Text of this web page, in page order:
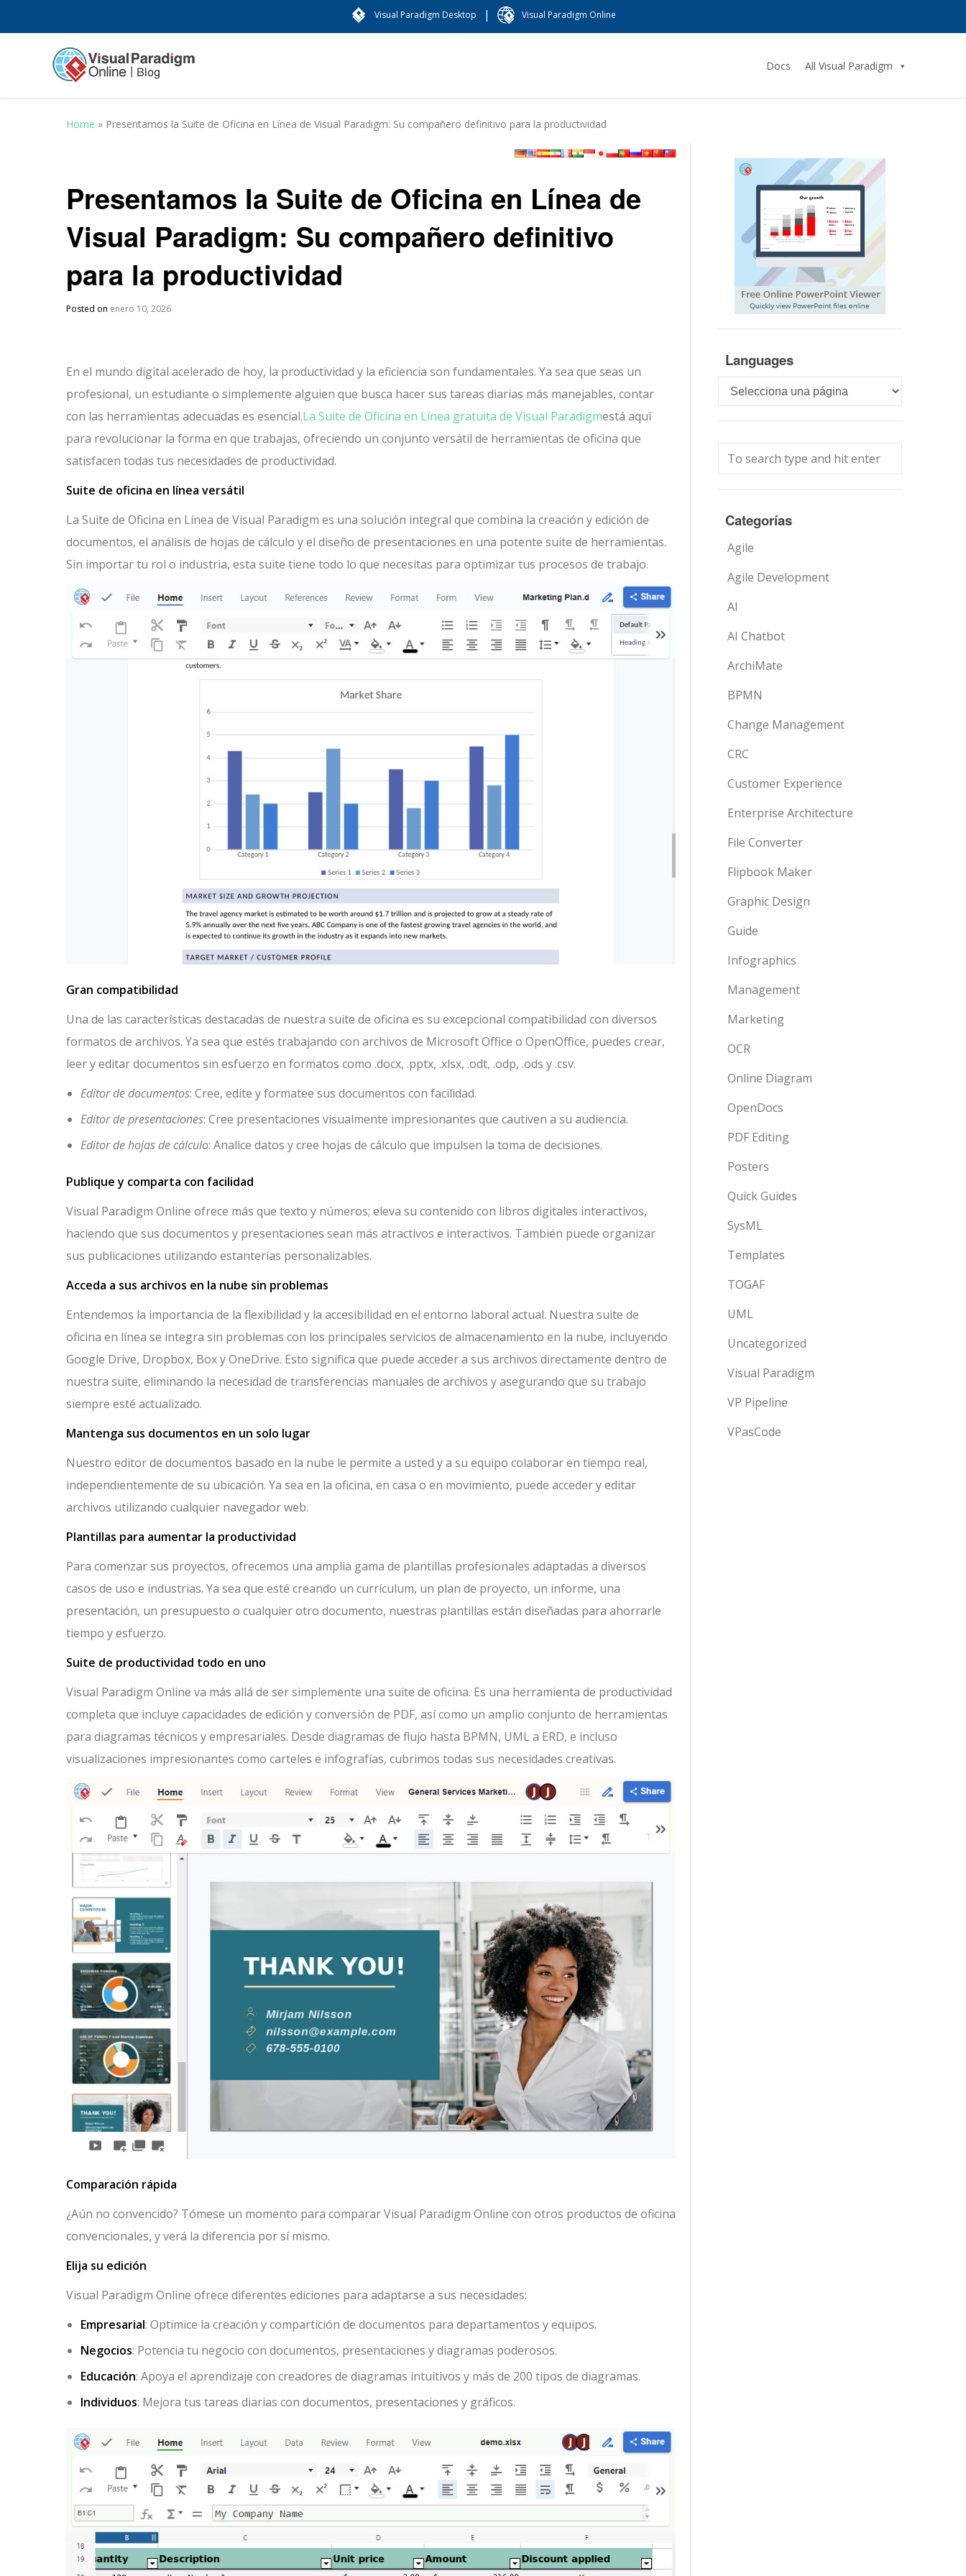
Visual Paradigm Desktop | Visual Paradigm Online
Docs All Visual Paradigm
Home » Presentamos la Suite de Oficina en Línea de Visual Paradigm: Su compañero definitivo para la productividad
Presentamos la Suite de Oficina en Línea de
Visual Paradigm: Su compañero definitivo
para la productividad
Posted on enero 10, 2026
En el mundo digital acelerado de hoy, la productividad y la eficiencia son fundamentales. Ya sea que seas un
profesional, un estudiante o simplemente alguien que busca hacer sus tareas diarias más manejables, contar
con las herramientas adecuadas es esencial.La Suite de Oficina en Línea gratuita de Visual Paradigmestá aquí
para revolucionar la forma en que trabajas, ofreciendo un conjunto versátil de herramientas de oficina que
satisfacen todas tus necesidades de productividad.
Suite de oficina en línea versátil
La Suite de Oficina en Línea de Visual Paradigm es una solución integral que combina la creación y edición de
documentos, el análisis de hojas de cálculo y el diseño de presentaciones en una potente suite de herramientas.
Sin importar tu rol o industria, esta suite tiene todo lo que necesitas para optimizar tus procesos de trabajo.
Gran compatibilidad
Una de las características destacadas de nuestra suite de oficina es su excepcional compatibilidad con diversos
formatos de archivos. Ya sea que estés trabajando con archivos de Microsoft Office o OpenOffice, puedes crear,
leer y editar documentos sin esfuerzo en formatos como .docx, .pptx, .xlsx, .odt, .odp, .ods y .csv.
Editor de documentos: Cree, edite y formatee sus documentos con facilidad.
Editor de presentaciones: Cree presentaciones visualmente impresionantes que cautiven a su audiencia.
Editor de hojas de cálculo: Analice datos y cree hojas de cálculo que impulsen la toma de decisiones.
Publique y comparta con facilidad
Visual Paradigm Online ofrece más que texto y números; eleva su contenido con libros digitales interactivos,
haciendo que sus documentos y presentaciones sean más atractivos e interactivos. También puede organizar
sus publicaciones utilizando estanterías personalizables.
Acceda a sus archivos en la nube sin problemas
Entendemos la importancia de la flexibilidad y la accesibilidad en el entorno laboral actual. Nuestra suite de
oficina en línea se integra sin problemas con los principales servicios de almacenamiento en la nube, incluyendo
Google Drive, Dropbox, Box y OneDrive. Esto significa que puede acceder a sus archivos directamente dentro de
nuestra suite, eliminando la necesidad de transferencias manuales de archivos y asegurando que su trabajo
siempre esté actualizado.
Mantenga sus documentos en un solo lugar
Nuestro editor de documentos basado en la nube le permite a usted y a su equipo colaborar en tiempo real,
independientemente de su ubicación. Ya sea en la oficina, en casa o en movimiento, puede acceder y editar
archivos utilizando cualquier navegador web.
Plantillas para aumentar la productividad
Para comenzar sus proyectos, ofrecemos una amplia gama de plantillas profesionales adaptadas a diversos
casos de uso e industrias. Ya sea que esté creando un currículum, un plan de proyecto, un informe, una
presentación, un presupuesto o cualquier otro documento, nuestras plantillas están diseñadas para ahorrarle
tiempo y esfuerzo.
Suite de productividad todo en uno
Visual Paradigm Online va más allá de ser simplemente una suite de oficina. Es una herramienta de productividad
completa que incluye capacidades de edición y conversión de PDF, así como un amplio conjunto de herramientas
para diagramas técnicos y empresariales. Desde diagramas de flujo hasta BPMN, UML a ERD, e incluso
visualizaciones impresionantes como carteles e infografías, cubrimos todas sus necesidades creativas.
Comparación rápida
¿Aún no convencido? Tómese un momento para comparar Visual Paradigm Online con otros productos de oficina
convencionales, y verá la diferencia por sí mismo.
Elija su edición
Visual Paradigm Online ofrece diferentes ediciones para adaptarse a sus necesidades:
Empresarial: Optimice la creación y compartición de documentos para departamentos y equipos.
Negocios: Potencia tu negocio con documentos, presentaciones y diagramas poderosos.
Educación: Apoya el aprendizaje con creadores de diagramas intuitivos y más de 200 tipos de diagramas.
Individuos: Mejora tus tareas diarias con documentos, presentaciones y gráficos.
Languages
Languages
Categorías
Agile
Agile Development
AI
AI Chatbot
ArchiMate
BPMN
Change Management
CRC
Customer Experience
Enterprise Architecture
File Converter
Flipbook Maker
Graphic Design
Guide
Infographics
Management
Marketing
OCR
Online Diagram
OpenDocs
PDF Editing
Posters
Quick Guides
SysML
Templates
TOGAF
UML
Uncategorized
Visual Paradigm
VP Pipeline
VPasCode